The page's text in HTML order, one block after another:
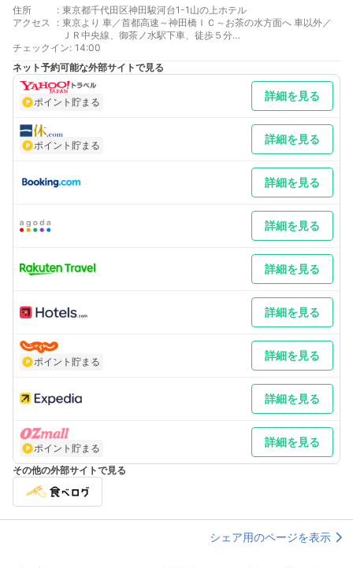
住所 : 東京都千代田区神田駿河台1-1山の上ホテル
アクセス
: 東京より 車／首都高速～神田橋ＩＣ～お茶の水方面へ 車以外／
ＪＲ中央線、御茶ノ水駅下車、徒歩５分
最寄り駅１ 御茶ノ水
最寄り駅２ 神保町
最寄り駅３ 新御茶ノ水
補足 車／Ｐ４０台有
チェックイン: 14:00
ネット予約可能な外部サイトで見る
ポイント貯まる 詳細を見る
ポイント貯まる 詳細を見る
詳細を見る
詳細を見る
詳細を見る
詳細を見る
ポイント貯まる 詳細を見る
詳細を見る
ポイント貯まる 詳細を見る
その他の外部サイトで見る
シェア用のページを表示